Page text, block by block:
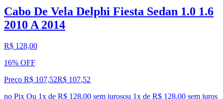
Cabo De Vela Delphi Fiesta Sedan 1.0 1.6
2010 A 2014
R$ 128,00
16% OFF
Preço R$ 107,52R$ 107,52
no Pix Ou 1x de R$ 128,00 sem jurosou 1x de R$ 128,00 sem juros